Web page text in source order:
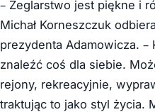
– Żeglarstwo jest piękne i
Michał Korneszczuk
prezydenta Adamowicza. –
znaleźć coś dla siebie.
rejony, rekreacyjnie,
traktując to jako styl życia.